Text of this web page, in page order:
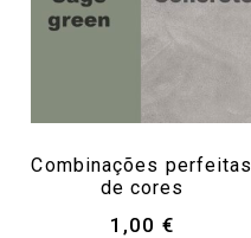
Combinações perfeitas
de cores
1,00 €